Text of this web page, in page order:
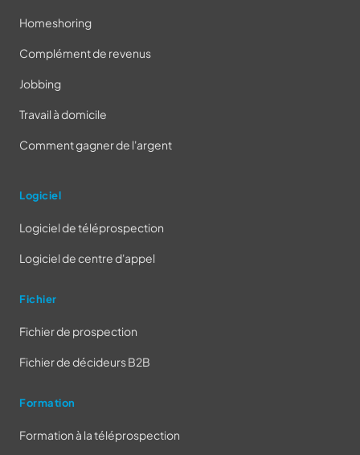
Homeshoring
Complément de revenus
Jobbing
Travail à domicile
Comment gagner de l'argent
Logiciel
Logiciel de téléprospection
Logiciel de centre d'appel
Fichier
Fichier de prospection
Fichier de décideurs B2B
Formation
Formation à la téléprospection